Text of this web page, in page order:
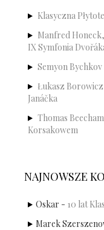
Klasyczna
Manfred
IX Symfonia
Semyon
Łukasz
Janáčka
Thomas
Korsakowem
NAJNOWSZE
Oskar - 10 lat
Marek